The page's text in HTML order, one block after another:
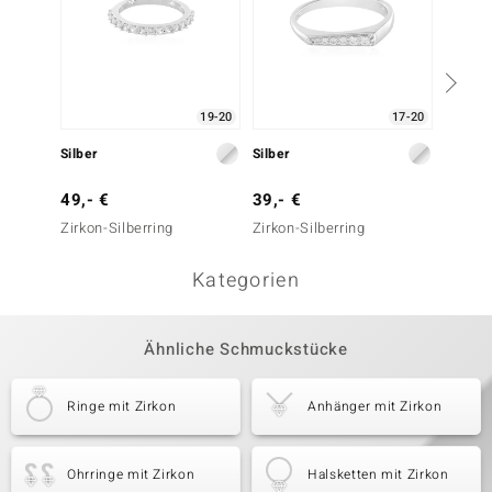
19-20
Silber
49,- €
Zirkon-Silberring
17-20
Silber
39,- €
Zirkon-Silberring
Kategorien
Ähnliche Schmuckstücke
Ringe mit Zirkon Anhänger mit Zirkon
Ohrringe mit Zirkon Halsketten mit Zirkon